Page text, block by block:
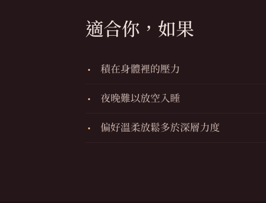
適合你，如果
積在身體裡的壓力
夜晚難以放空入睡
偏好溫柔放鬆多於深層力度